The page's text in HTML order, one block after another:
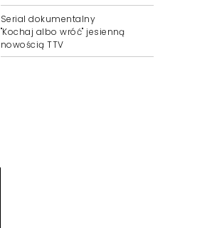
Serial dokumentalny
"Kochaj albo wróć" jesienną
nowością TTV